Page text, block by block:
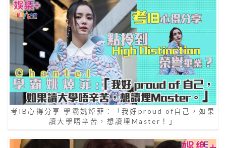
考IB心得分享 學霸姚焯菲：「我好proud of自己，如果
讀大學唔辛苦，想讀埋Master！」